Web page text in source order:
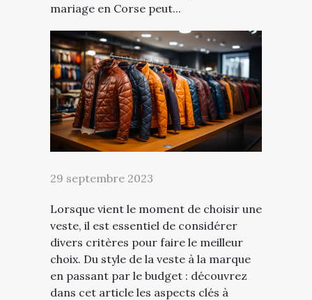
mariage en Corse peut...
29 septembre 2023
Lorsque vient le moment de choisir une
veste, il est essentiel de considérer
divers critères pour faire le meilleur
choix. Du style de la veste à la marque
en passant par le budget : découvrez
dans cet article les aspects clés à